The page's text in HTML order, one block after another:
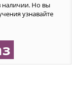
наличии. Но вы
узнавайте